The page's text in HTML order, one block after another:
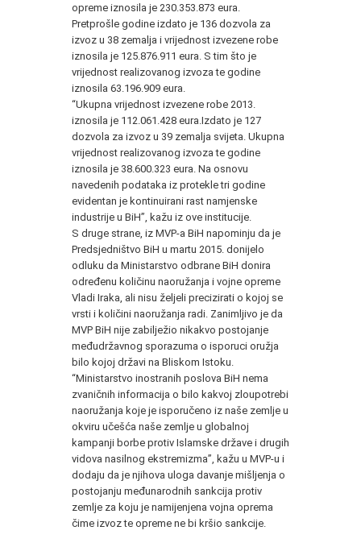
opreme iznosila je 230.353.873 eura.
Pretprošle godine izdato je 136 dozvola za
izvoz u 38 zemalja i vrijednost izvezene robe
iznosila je 125.876.911 eura. S tim što je
vrijednost realizovanog izvoza te godine
iznosila 63.196.909 eura.
“Ukupna vrijednost izvezene robe 2013.
iznosila je 112.061.428 eura.Izdato je 127
dozvola za izvoz u 39 zemalja svijeta. Ukupna
vrijednost realizovanog izvoza te godine
iznosila je 38.600.323 eura. Na osnovu
navedenih podataka iz protekle tri godine
evidentan je kontinuirani rast namjenske
industrije u BiH”, kažu iz ove institucije.
S druge strane, iz MVP-a BiH napominju da je
Predsjedništvo BiH u martu 2015. donijelo
odluku da Ministarstvo odbrane BiH donira
određenu količinu naoružanja i vojne opreme
Vladi Iraka, ali nisu željeli precizirati o kojoj se
vrsti i količini naoružanja radi. Zanimljivo je da
MVP BiH nije zabilježio nikakvo postojanje
međudržavnog sporazuma o isporuci oružja
bilo kojoj državi na Bliskom Istoku.
“Ministarstvo inostranih poslova BiH nema
zvaničnih informacija o bilo kakvoj zloupotrebi
naoružanja koje je isporučeno iz naše zemlje u
okviru učešća naše zemlje u globalnoj
kampanji borbe protiv Islamske države i drugih
vidova nasilnog ekstremizma”, kažu u MVP-u i
dodaju da je njihova uloga davanje mišljenja o
postojanju međunarodnih sankcija protiv
zemlje za koju je namijenjena vojna oprema
čime izvoz te opreme ne bi kršio sankcije.